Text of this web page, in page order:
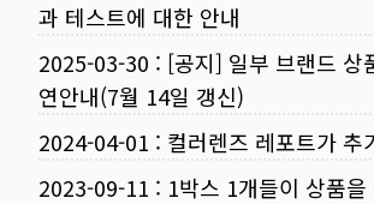
과 테스트에 대한 안내
2025-03-30 : [공지] 일부 브랜드 상
연안내(7월 14일 갱신)
2024-04-01 : 컬러렌즈 레포트가 추
2023-09-11 : 1박스 1개들이 상품